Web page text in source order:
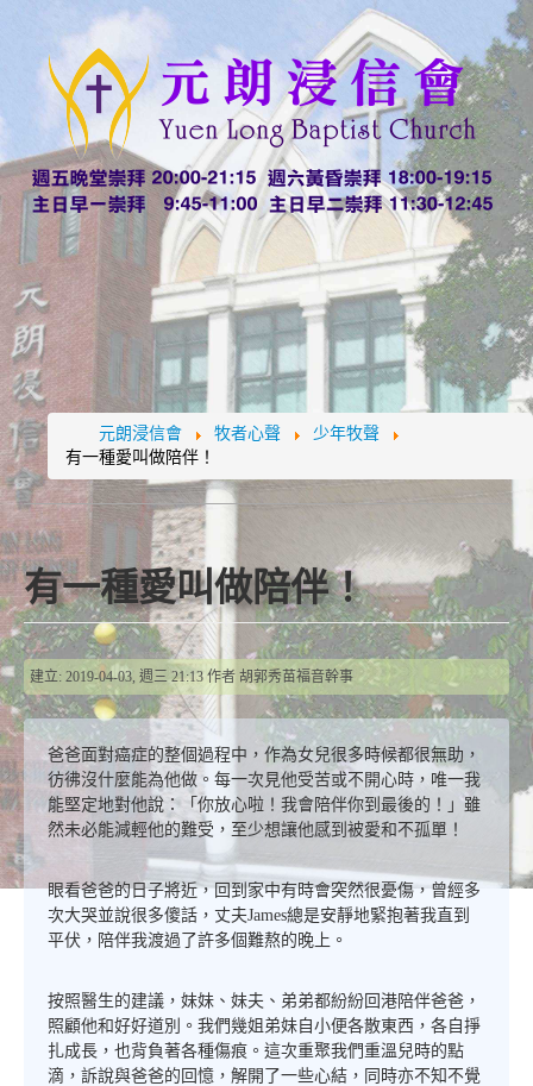
元朗浸信會 牧者心聲
少年牧聲
有一種愛叫做陪伴！
有一種愛叫做陪伴！
建立: 2019-04-03, 週三 21:13 作者 胡郭秀苗福音幹事
爸爸面對癌症的整個過程中，作為女兒很多時候都很無助，
彷彿沒什麼能為他做。每一次見他受苦或不開心時，唯一我
能堅定地對他說：「你放心啦！我會陪伴你到最後的！」雖
然未必能減輕他的難受，至少想讓他感到被愛和不孤單！
眼看爸爸的日子將近，回到家中有時會突然很憂傷，曾經多
次大哭並說很多傻話，丈夫James總是安靜地緊抱著我直到
平伏，陪伴我渡過了許多個難熬的晚上。
按照醫生的建議，妹妹、妹夫、弟弟都紛紛回港陪伴爸爸，
照顧他和好好道別。我們幾姐弟妹自小便各散東西，各自掙
扎成長，也背負著各種傷痕。這次重聚我們重溫兒時的點
滴，訴說與爸爸的回憶，解開了一些心結，同時亦不知不覺